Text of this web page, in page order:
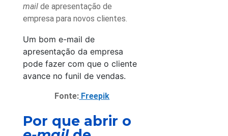
mail de apresentação de
empresa para novos clientes.
Um bom e-mail de
apresentação da empresa
pode fazer com que o cliente
avance no funil de vendas.
Fonte: Freepik
Por que abrir o